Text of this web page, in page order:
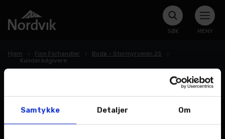
Samtykke Detaljer Om
SØK MENY
Hjem Finn Forhandler
Bodø - Stormyrveien 25
Kunderådgivere